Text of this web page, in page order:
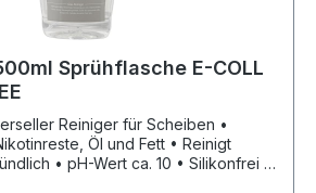
Sprühflasche E-COLL
Reiniger für Scheiben •
Öl und Fett • Reinigt
• Silikonfrei •